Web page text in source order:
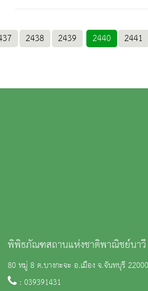
2438 2439 2440 2441
พิพิธภัณฑสถานแห่งชาติพาณิชย์นา
80 หมู่ 8 ต.บางกะจะ อ.เมือง จ.จันทบุรี 22000
: 039391431